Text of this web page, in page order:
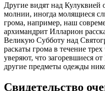
Другие видят над Кулуквией
молнии, иногда молящиеся
грома, например, наш
архимандрит Илларион
Великую Субботу над
раскаты грома в течение
уверяют, что загоревшиеся
другие предметы одежды
Свидетельство